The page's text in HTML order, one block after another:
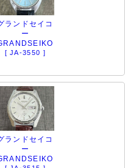
ランドセイコ
ー
[ JA-3550 ]
ランドセイコ
ー